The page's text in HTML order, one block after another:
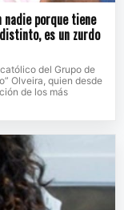
nadie porque tiene
es un zurdo
del Grupo de
Olveira, quien desde
de los más